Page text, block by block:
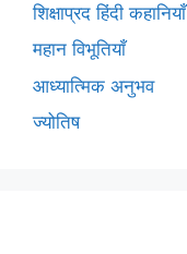
शिक्षाप्रद हिंदी कहानियाँ
महान विभूतियाँ
आध्यात्मिक अनुभव
ज्योतिष